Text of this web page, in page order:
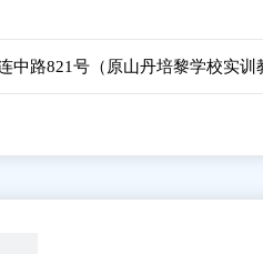
中路821号（原山丹培黎学校实训